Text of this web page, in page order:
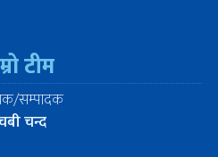
टीम
सम्पादक
चन्द